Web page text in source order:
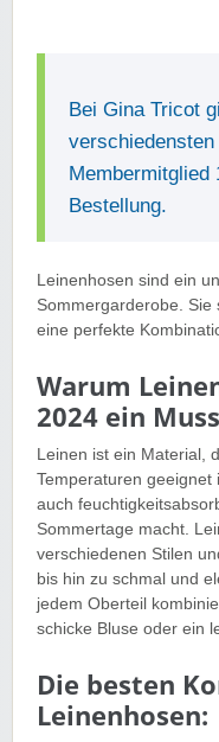
Bei Gina Tricot
Membermitglied
Bestellung.
Leinenhosen sind ein
Sommergarderobe. Sie
eine perfekte
Warum
2024 ein
Leinen ist ein Material,
Temperaturen geeignet
auch
Sommertage macht.
verschiedenen Stilen
bis hin zu schmal und
jedem Oberteil
schicke Bluse oder ein
Die besten
Leinenhosen: